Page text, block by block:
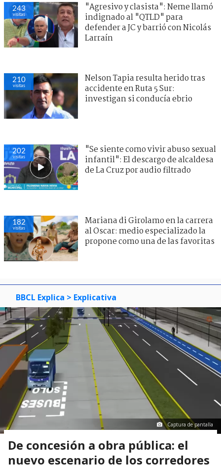
243
visitas
"Agresivo y clasista": Neme llamó
indignado al "QTLD" para
defender a JC y barrió con Nicolás
Larraín
210
visitas
Nelson Tapia resulta herido tras
accidente en Ruta 5 Sur:
investigan si conducía ebrio
202
visitas
"Se siente como vivir abuso sexual
infantil": El descargo de alcaldesa
de La Cruz por audio filtrado
182
visitas
Mariana di Girolamo en la carrera
al Oscar: medio especializado la
propone como una de las favoritas
BBCL Explica > Explicativa
Captura de pantalla
De concesión a obra pública: el
nuevo escenario de los corredores